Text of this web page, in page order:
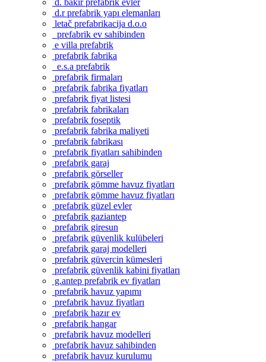
d. bakır prefabrik evler
d.r prefabrik yapı elemanları
letač prefabrikacija d.o.o
prefabrik ev sahibinden
e villa prefabrik
prefabrik fabrika
e.s.a prefabrik
prefabrik firmaları
prefabrik fabrika fiyatları
prefabrik fiyat listesi
prefabrik fabrikaları
prefabrik foseptik
prefabrik fabrika maliyeti
prefabrik fabrikası
prefabrik fiyatları sahibinden
prefabrik garaj
prefabrik görseller
prefabrik gömme havuz fiyatları
prefabrik gömme havuz fiyatları
prefabrik güzel evler
prefabrik gaziantep
prefabrik giresun
prefabrik güvenlik kulübeleri
prefabrik garaj modelleri
prefabrik güvercin kümesleri
prefabrik güvenlik kabini fiyatları
g.antep prefabrik ev fiyatları
prefabrik havuz yapımı
prefabrik havuz fiyatları
prefabrik hazır ev
prefabrik hangar
prefabrik havuz modelleri
prefabrik havuz sahibinden
prefabrik havuz kurulumu